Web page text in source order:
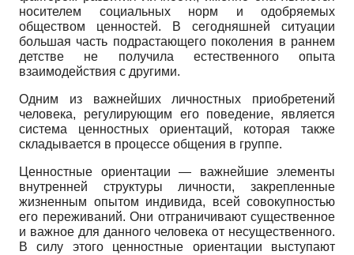
носителем социальных норм и одобряемых
обществом ценностей. В сегодняшней ситуации
большая часть подрастающего поколения в раннем
детстве не получила естественного опыта
взаимодействия с другими.
Одним из важнейших личностных приобретений
человека, регулирующим его поведение, является
система ценностных ориентаций, которая также
складывается в процессе общения в группе.
Ценностные ориентации — важнейшие элементы
внутренней структуры личности, закрепленные
жизненным опытом индивида, всей совокупностью
его переживаний. Они отграничивают существенное
и важное для данного человека от несущественного.
В силу этого ценностные ориентации выступают